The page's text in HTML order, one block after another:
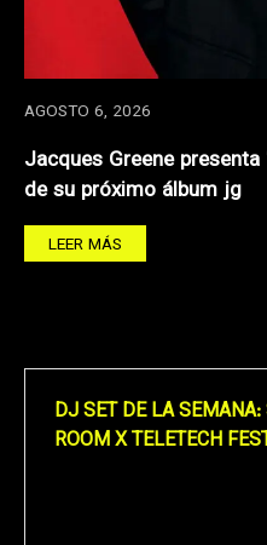
AGOSTO 6, 2026
Jacques Greene presenta
de su próximo álbum jg
LEER MÁS
DJ SET DE LA
ROOM X TELETECH